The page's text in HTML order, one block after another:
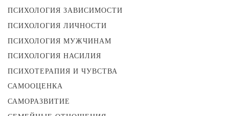
ПСИХОЛОГИЯ ЗАВИСИМОСТИ
ПСИХОЛОГИЯ ЛИЧНОСТИ
ПСИХОЛОГИЯ МУЖЧИНАМ
ПСИХОЛОГИЯ НАСИЛИЯ
ПСИХОТЕРАПИЯ И ЧУВСТВА
САМООЦЕНКА
САМОРАЗВИТИЕ